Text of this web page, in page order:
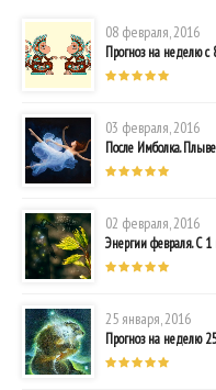
08 февраля, 2016
Прогноз на неделю
03 февраля, 2016
После Имболка.
02 февраля, 2016
Энергии февраля. С
25 января, 2016
Прогноз на неделю